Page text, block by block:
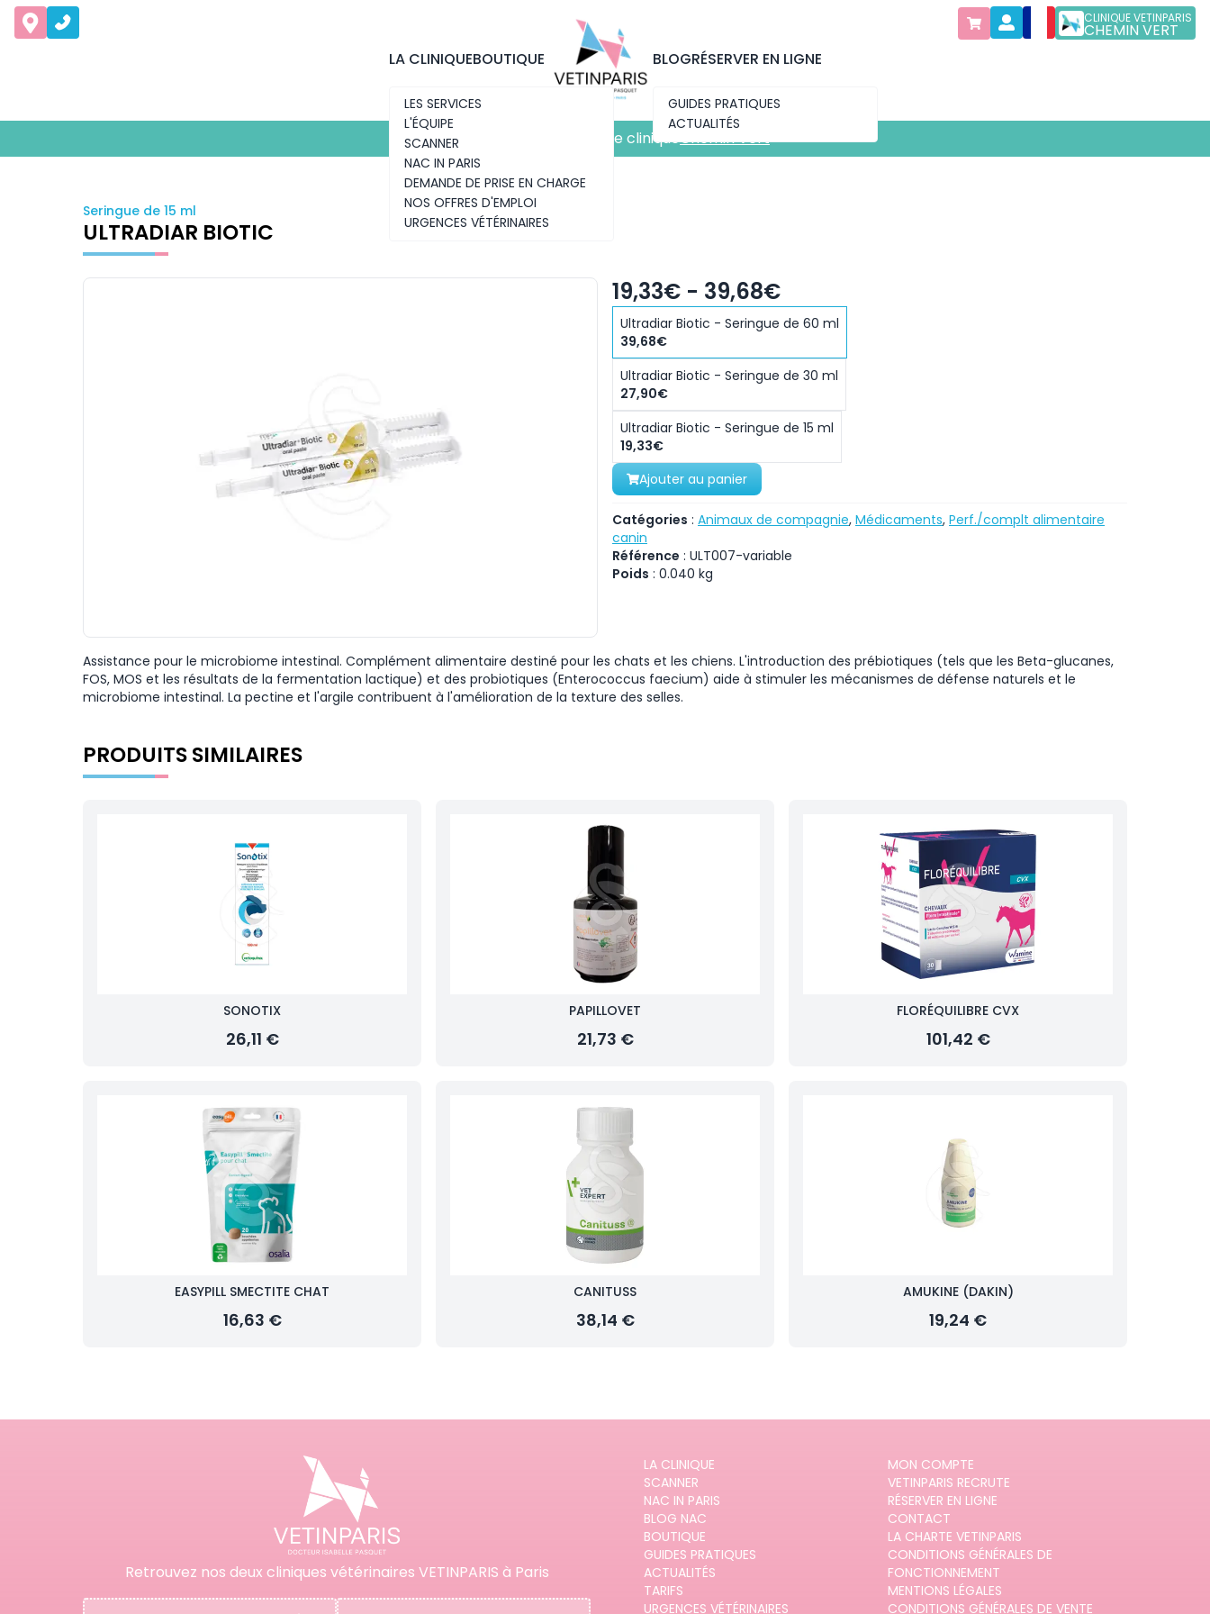
CLINIQUE VETINPARIS
CHEMIN VERT
LA CLINIQUE
LES SERVICES
L'ÉQUIPE
SCANNER
NAC IN PARIS
DEMANDE DE PRISE EN CHARGE
NOS OFFRES D'EMPLOI
URGENCES VÉTÉRINAIRES
BOUTIQUE BLOG
GUIDES PRATIQUES
ACTUALITÉS
RÉSERVER EN LIGNE
Découvrez notre nouvelle cliniqueChemin Vert
Découvrez notre nouvelle clinique
Seringue de 15 ml
ULTRADIAR BIOTIC
19,33€ - 39,68€
Ultradiar Biotic - Seringue de 60 ml
39,68€
Ultradiar Biotic - Seringue de 30 ml
27,90€
Ultradiar Biotic - Seringue de 15 ml
19,33€
Ajouter au panier
Catégories : Animaux de compagnie, Médicaments, Perf./complt alimentaire
canin
Référence : ULT007-variable
Poids : 0.040 kg
Assistance pour le microbiome intestinal. Complément alimentaire destiné pour les chats et les chiens. L'introduction des prébiotiques (tels que les Beta-glucanes,
FOS, MOS et les résultats de la fermentation lactique) et des probiotiques (Enterococcus faecium) aide à stimuler les mécanismes de défense naturels et le
microbiome intestinal. La pectine et l'argile contribuent à l'amélioration de la texture des selles.
PRODUITS SIMILAIRES
SONOTIX
26,11 €
PAPILLOVET
21,73 €
FLORÉQUILIBRE CVX
101,42 €
EASYPILL SMECTITE CHAT
16,63 €
CANITUSS
38,14 €
AMUKINE (DAKIN)
19,24 €
Retrouvez nos deux cliniques vétérinaires VETINPARIS à Paris
LA CLINIQUE
SCANNER
NAC IN PARIS
BLOG NAC
BOUTIQUE
GUIDES PRATIQUES
ACTUALITÉS
TARIFS
URGENCES VÉTÉRINAIRES
MON COMPTE
VETINPARIS RECRUTE
RÉSERVER EN LIGNE
CONTACT
LA CHARTE VETINPARIS
CONDITIONS GÉNÉRALES DE
FONCTIONNEMENT
MENTIONS LÉGALES
CONDITIONS GÉNÉRALES DE VENTE